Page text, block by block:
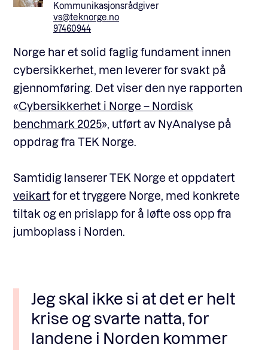
Kommunikasjonsrådgiver
vs@teknorge.no
97460944
Norge har et solid faglig fundament innen
cybersikkerhet, men leverer for svakt på
gjennomføring. Det viser den nye rapporten
«Cybersikkerhet i Norge – Nordisk
benchmark 2025», utført av NyAnalyse på
oppdrag fra TEK Norge.
Samtidig lanserer TEK Norge et oppdatert
veikart for et tryggere Norge, med konkrete
tiltak og en prislapp for å løfte oss opp fra
jumboplass i Norden.
Jeg skal ikke si at det er helt
krise og svarte natta, for
landene i Norden kommer